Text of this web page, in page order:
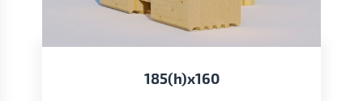
185(h)x160